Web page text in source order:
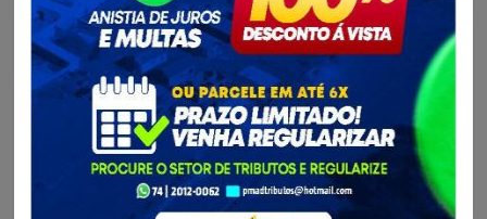
Agricultura, Pecuária e...
Atenção agricultores! O CAF voltou.
Precisa emitir seu CAF (Cadastro Nacional da Agricultura
Familiar)? Confira os documentos necessários:
Continue lendo